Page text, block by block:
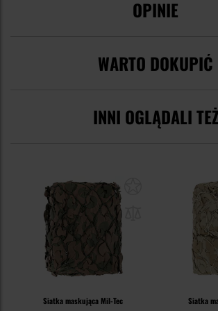
OPINIE
WARTO DOKUPIĆ
INNI OGLĄDALI TEŻ
Siatka maskująca Mil-Tec
Siatka